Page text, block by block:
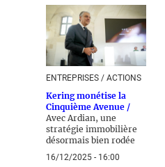
ENTREPRISES / ACTIONS
Kering monétise la
Cinquième Avenue /
Avec Ardian, une
stratégie immobilière
désormais bien rodée
16/12/2025 - 16:00